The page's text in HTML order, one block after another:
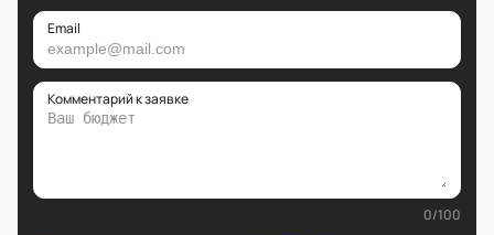
Email
Комментарий к заявке
0/100